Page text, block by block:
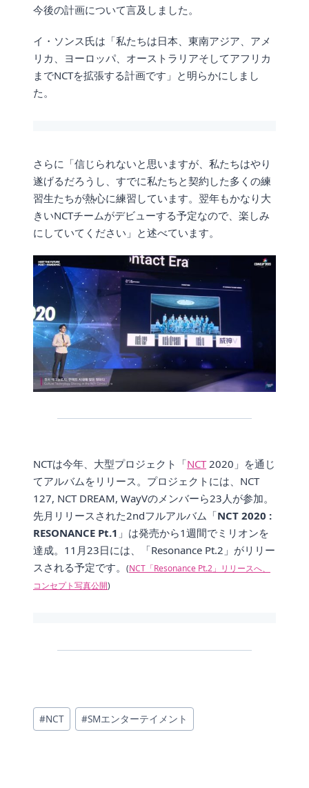
今後の計画について言及しました。
イ・ソンス氏は「私たちは日本、東南アジア、アメ
リカ、ヨーロッパ、オーストラリアそしてアフリカ
までNCTを拡張する計画です」と明らかにしまし
た。
さらに「信じられないと思いますが、私たちはやり
遂げるだろうし、すでに私たちと契約した多くの練
習生たちが熱心に練習しています。翌年もかなり大
きいNCTチームがデビューする予定なので、楽しみ
にしていてください」と述べています。
NCTは今年、大型プロジェクト「NCT2020」を通じ
てアルバムをリリース。プロジェクトには、NCT
127, NCT DREAM, WayVのメンバーら23人が参加。
先月リリースされた2ndフルアルバム「NCT 2020 :
RESONANCE Pt.1 」は発売から1週間でミリオンを
達成。11月23日には、「Resonance Pt.2」がリリー
スされる予定です。 (NCT「Resonance Pt.2」リリースへ、
コンセプト写真公開)
投
稿
#NCT #SMエンターテイメント